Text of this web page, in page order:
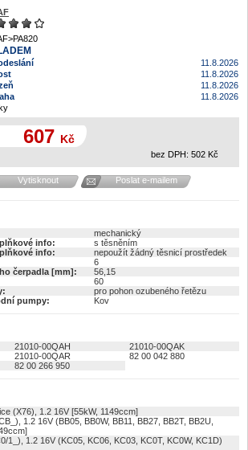
11.8.2026
11.8.2026
11.8.2026
11.8.2026
607 Kč
bez DPH: 502 Kč
Vytisknout Poslat e-mailem
mechanický
info:
s těsněním
info:
nepoužít žádný těsnicí prostředek
6
čerpadla [mm]:
56,15
60
pro pohon ozubeného řetězu
pumpy:
Kov
21010-00QAH
21010-00QAK
21010-00QAR
82 00 042 880
82 00 266 950
(X76), 1.2 16V [55kW, 1149ccm]
1.2 16V (BB05, BB0W, BB11, BB27, BB2T, BB2U,
1_), 1.2 16V (KC05, KC06, KC03, KC0T, KC0W, KC1D)